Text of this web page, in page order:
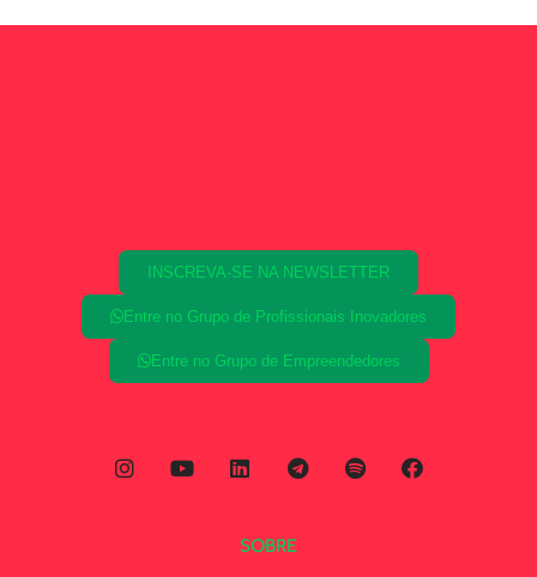
INSCREVA-SE NA NEWSLETTER
Entre no Grupo de Profissionais Inovadores
Entre no Grupo de Empreendedores
SOBRE